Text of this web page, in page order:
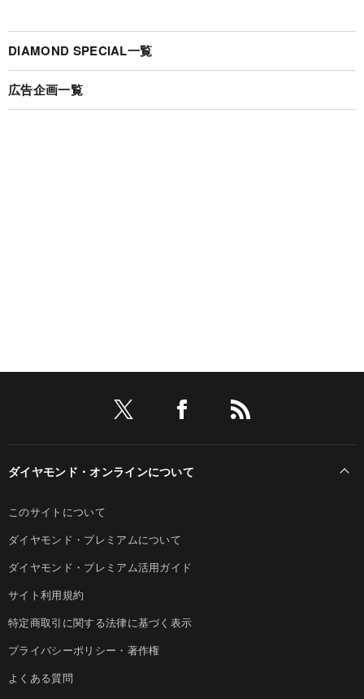
DIAMOND SPECIAL一覧
広告企画一覧
ダイヤモンド・オンラインについて
このサイトについて
ダイヤモンド・プレミアムについて
ダイヤモンド・プレミアム活用ガイド
サイト利用規約
特定商取引に関する法律に基づく表示
プライバシーポリシー・著作権
よくある質問